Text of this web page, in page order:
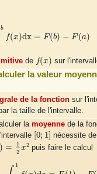
b
f(x)dx = F (b) − F (a)
∫
de f(x)
(x sur
la valeur
de la fonctionsur
la taille de l'intervalle.
la moyenne de la
[0; 1]
[0 ;1] nécessite
) =
1
2
x2
= x
puis faire le calcul
1
∫0